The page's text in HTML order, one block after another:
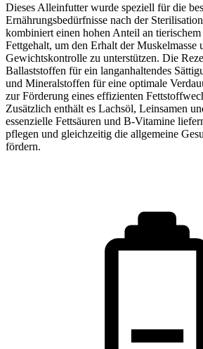
Dieses Alleinfutter wurde speziell für die
Ernährungsbedürfnisse nach der
kombiniert einen hohen Anteil an
Fettgehalt, um den Erhalt der Muskelmasse
Gewichtskontrolle zu unterstützen. Die
Ballaststoffen für ein langanhaltendes
und Mineralstoffen für eine optimale
zur Förderung eines effizienten
Zusätzlich enthält es Lachsöl, Leinsamen
essenzielle Fettsäuren und B-Vitamine
pflegen und gleichzeitig die allgemeine
fördern.